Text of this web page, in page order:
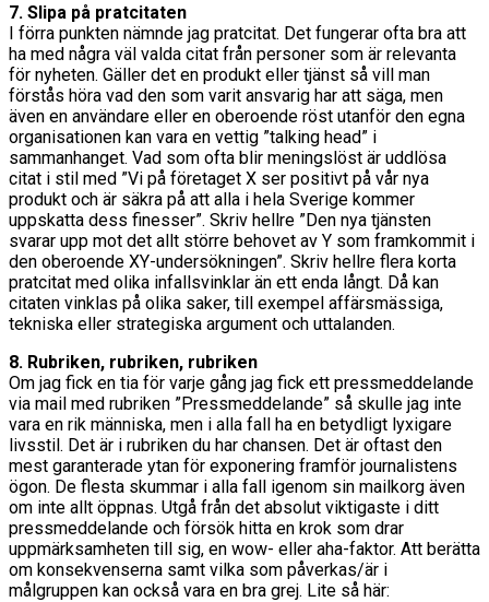
7. Slipa på pratcitaten
I förra punkten nämnde jag pratcitat. Det fungerar ofta bra att
ha med några väl valda citat från personer som är relevanta
för nyheten. Gäller det en produkt eller tjänst så vill man
förstås höra vad den som varit ansvarig har att säga, men
även en användare eller en oberoende röst utanför den egna
organisationen kan vara en vettig ”talking head” i
sammanhanget. Vad som ofta blir meningslöst är uddlösa
citat i stil med ”Vi på företaget X ser positivt på vår nya
produkt och är säkra på att alla i hela Sverige kommer
uppskatta dess finesser”. Skriv hellre ”Den nya tjänsten
svarar upp mot det allt större behovet av Y som framkommit i
den oberoende XY-undersökningen”. Skriv hellre flera korta
pratcitat med olika infallsvinklar än ett enda långt. Då kan
citaten vinklas på olika saker, till exempel affärsmässiga,
tekniska eller strategiska argument och uttalanden.
8. Rubriken, rubriken, rubriken
Om jag fick en tia för varje gång jag fick ett pressmeddelande
via mail med rubriken ”Pressmeddelande” så skulle jag inte
vara en rik människa, men i alla fall ha en betydligt lyxigare
livsstil. Det är i rubriken du har chansen. Det är oftast den
mest garanterade ytan för exponering framför journalistens
ögon. De flesta skummar i alla fall igenom sin mailkorg även
om inte allt öppnas. Utgå från det absolut viktigaste i ditt
pressmeddelande och försök hitta en krok som drar
uppmärksamheten till sig, en wow- eller aha-faktor. Att berätta
om konsekvenserna samt vilka som påverkas/är i
målgruppen kan också vara en bra grej. Lite så här: